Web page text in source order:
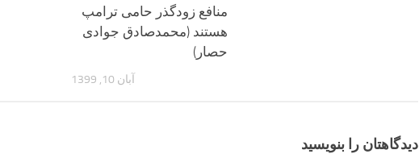
منافع زودگذر حامی ترامپ
هستند (محمدصادق جوادی
حصار)
آبان 10, 1399
دیدگاهتان را بنویسید